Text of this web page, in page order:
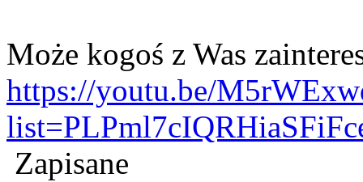
Może kogoś z Was
https://youtu.be/
Zapisane